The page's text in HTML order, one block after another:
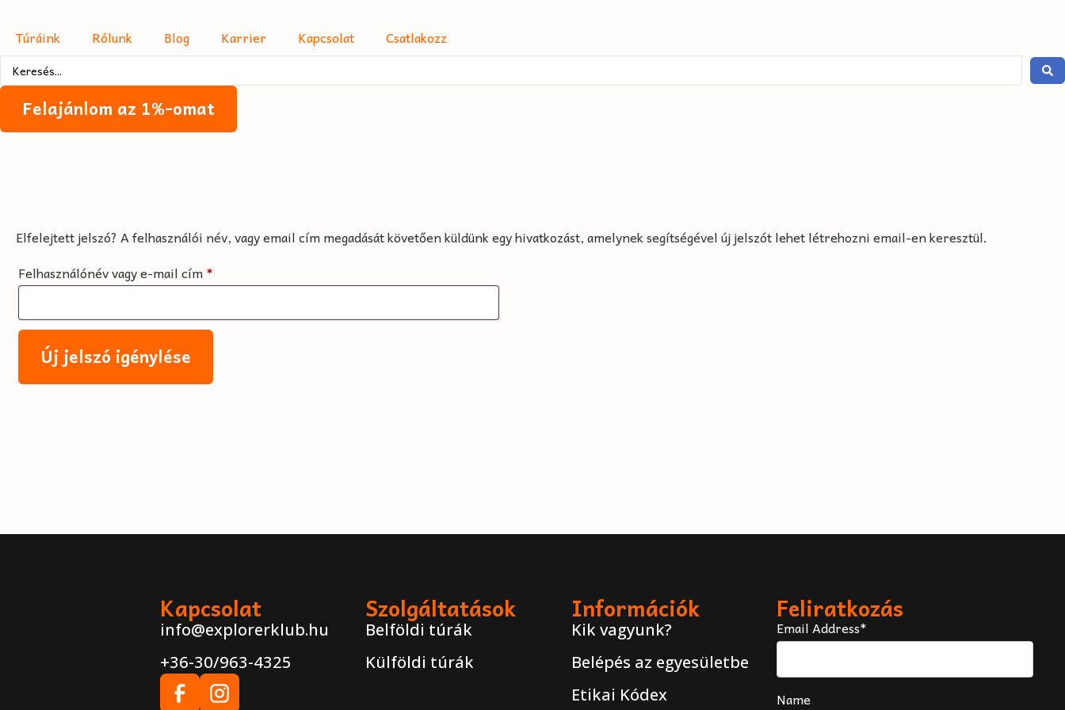
Túráink Rólunk Blog Karrier Kapcsolat Csatlakozz
Felajánlom az 1%-omat
Elfelejtett jelszó? A felhasználói név, vagy email cím megadását követően küldünk egy hivatkozást, amelynek segítségével új jelszót lehet létrehozni email-en keresztül.
Felhasználónév vagy e-mail cím*
Új jelszó igénylése
Kapcsolat
info@explorerklub.hu
+36-30/963-4325
Szolgáltatások
Belföldi túrák
Külföldi túrák
Információk
Kik vagyunk?
Belépés az egyesületbe
Etikai Kódex
Feliratkozás
Email Address*
Name